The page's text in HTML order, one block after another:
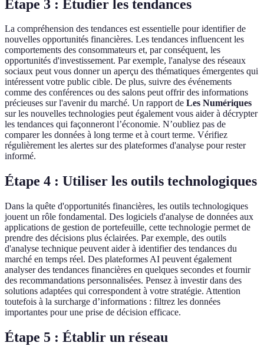
Étape 3 : Étudier les tendances
La compréhension des tendances est essentielle pour identifier de
nouvelles opportunités financières. Les tendances influencent les
comportements des consommateurs et, par conséquent, les
opportunités d'investissement. Par exemple, l'analyse des réseaux
sociaux peut vous donner un aperçu des thématiques émergentes qui
intéressent votre public cible. De plus, suivre des événements
comme des conférences ou des salons peut offrir des informations
précieuses sur l'avenir du marché. Un rapport de Les Numériques
sur les nouvelles technologies peut également vous aider à décrypter
les tendances qui façonneront l’économie. N’oubliez pas de
comparer les données à long terme et à court terme. Vérifiez
régulièrement les alertes sur des plateformes d'analyse pour rester
informé.
Étape 4 : Utiliser les outils technologiques
Dans la quête d'opportunités financières, les outils technologiques
jouent un rôle fondamental. Des logiciels d'analyse de données aux
applications de gestion de portefeuille, cette technologie permet de
prendre des décisions plus éclairées. Par exemple, des outils
d'analyse technique peuvent aider à identifier des tendances du
marché en temps réel. Des plateformes AI peuvent également
analyser des tendances financières en quelques secondes et fournir
des recommandations personnalisées. Pensez à investir dans des
solutions adaptées qui correspondent à votre stratégie. Attention
toutefois à la surcharge d’informations : filtrez les données
importantes pour une prise de décision efficace.
Étape 5 : Établir un réseau